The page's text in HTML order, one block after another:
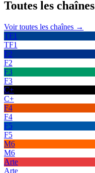
Toutes les chaînes
Voir toutes les chaînes →
TF1
TF1
F2
F2
F3
F3
C+
C+
F4
F4
F5
F5
M6
M6
Arte
Arte